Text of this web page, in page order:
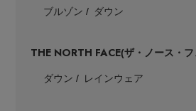
ブルゾン ダウン
THE NORTH FACE(ザ・ノース・
ダウン レインウェア